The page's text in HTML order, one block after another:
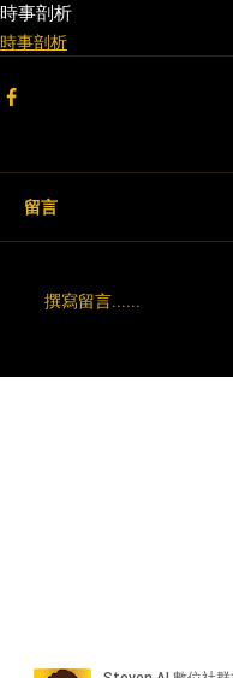
時事剖析
時事剖析
留言
撰寫留言......